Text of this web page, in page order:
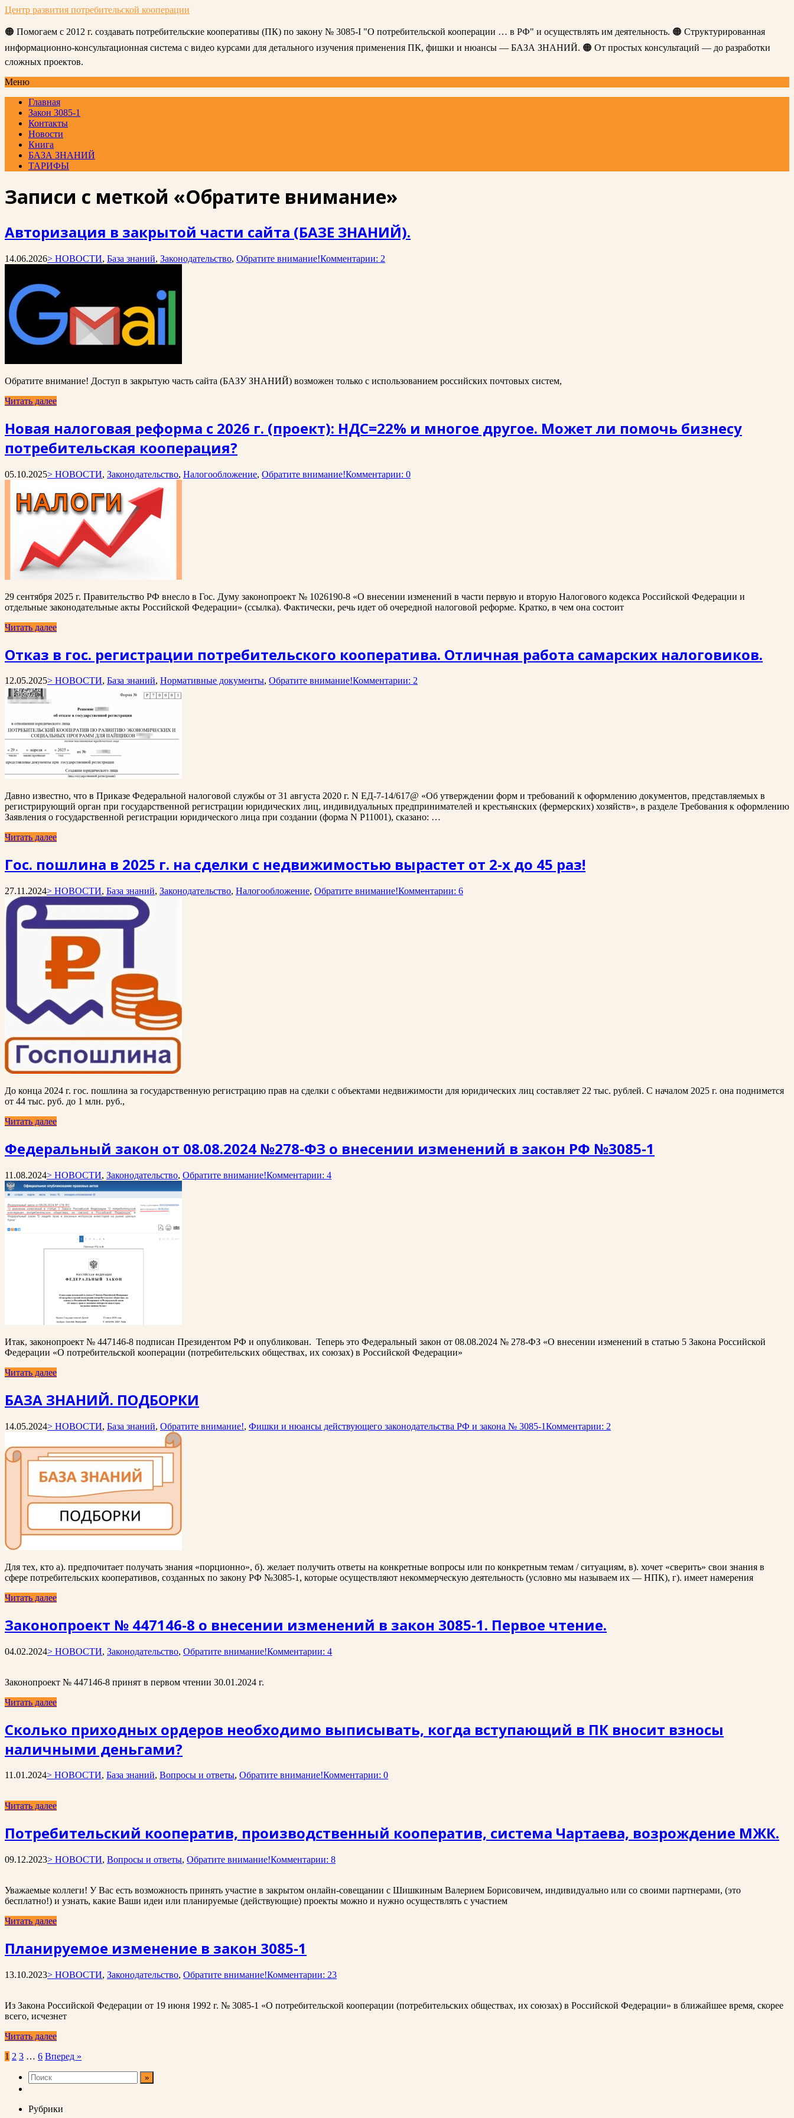
Центр развития потребительской кооперации
🟠 Помогаем с 2012 г. создавать потребительские кооперативы (ПК) по закону № 3085-I "О потребительской кооперации … в РФ" и осуществлять им деятельность. 🟠 Структурированная
информационно-консультационная система с видео курсами для детального изучения применения ПК, фишки и нюансы — БАЗА ЗНАНИЙ. 🟠 От простых консультаций — до разработки
сложных проектов.
Меню
Главная
Закон 3085-1
Контакты
Новости
Книга
БАЗА ЗНАНИЙ
ТАРИФЫ
Записи с меткой «Обратите внимание»
Авторизация в закрытой части сайта (БАЗЕ ЗНАНИЙ).
14.06.2026> НОВОСТИ, База знаний, Законодательство, Обратите внимание!Комментарии: 2
Обратите внимание! Доступ в закрытую часть сайта (БАЗУ ЗНАНИЙ) возможен только с использованием российских почтовых систем,
Читать далее
Новая налоговая реформа с 2026 г. (проект): НДС=22% и многое другое. Может ли помочь бизнесу
потребительская кооперация?
05.10.2025> НОВОСТИ, Законодательство, Налогообложение, Обратите внимание!Комментарии: 0
29 сентября 2025 г. Правительство РФ внесло в Гос. Думу законопроект № 1026190-8 «О внесении изменений в части первую и вторую Налогового кодекса Российской Федерации и
отдельные законодательные акты Российской Федерации» (ссылка). Фактически, речь идет об очередной налоговой реформе. Кратко, в чем она состоит
Читать далее
Отказ в гос. регистрации потребительского кооператива. Отличная работа самарских налоговиков.
12.05.2025> НОВОСТИ, База знаний, Нормативные документы, Обратите внимание!Комментарии: 2
Давно известно, что в Приказе Федеральной налоговой службы от 31 августа 2020 г. N ЕД-7-14/617@ «Об утверждении форм и требований к оформлению документов, представляемых в
регистрирующий орган при государственной регистрации юридических лиц, индивидуальных предпринимателей и крестьянских (фермерских) хозяйств», в разделе Требования к оформлению
Заявления о государственной регистрации юридического лица при создании (форма N Р11001), сказано: …
Читать далее
Гос. пошлина в 2025 г. на сделки с недвижимостью вырастет от 2-х до 45 раз!
27.11.2024> НОВОСТИ, База знаний, Законодательство, Налогообложение, Обратите внимание!Комментарии: 6
До конца 2024 г. гос. пошлина за государственную регистрацию прав на сделки с объектами недвижимости для юридических лиц составляет 22 тыс. рублей. С началом 2025 г. она поднимется
от 44 тыс. руб. до 1 млн. руб.,
Читать далее
Федеральный закон от 08.08.2024 №278-ФЗ о внесении изменений в закон РФ №3085-1
11.08.2024> НОВОСТИ, Законодательство, Обратите внимание!Комментарии: 4
Итак, законопроект № 447146-8 подписан Президентом РФ и опубликован. Теперь это Федеральный закон от 08.08.2024 № 278-ФЗ «О внесении изменений в статью 5 Закона Российской
Федерации «О потребительской кооперации (потребительских обществах, их союзах) в Российской Федерации»
Читать далее
БАЗА ЗНАНИЙ. ПОДБОРКИ
14.05.2024> НОВОСТИ, База знаний, Обратите внимание!, Фишки и нюансы действующего законодательства РФ и закона № 3085-1Комментарии: 2
Для тех, кто а). предпочитает получать знания «порционно», б). желает получить ответы на конкретные вопросы или по конкретным темам / ситуациям, в). хочет «сверить» свои знания в
сфере потребительских кооперативов, созданных по закону РФ №3085-1, которые осуществляют некоммерческую деятельность (условно мы называем их — НПК), г). имеет намерения
Читать далее
Законопроект № 447146-8 о внесении изменений в закон 3085-1. Первое чтение.
04.02.2024> НОВОСТИ, Законодательство, Обратите внимание!Комментарии: 4
Законопроект № 447146-8 принят в первом чтении 30.01.2024 г.
Читать далее
Сколько приходных ордеров необходимо выписывать, когда вступающий в ПК вносит взносы
наличными деньгами?
11.01.2024> НОВОСТИ, База знаний, Вопросы и ответы, Обратите внимание!Комментарии: 0
Читать далее
Потребительский кооператив, производственный кооператив, система Чартаева, возрождение МЖК.
09.12.2023> НОВОСТИ, Вопросы и ответы, Обратите внимание!Комментарии: 8
Уважаемые коллеги! У Вас есть возможность принять участие в закрытом онлайн-совещании с Шишкиным Валерием Борисовичем, индивидуально или со своими партнерами, (это
бесплатно!) и узнать, какие Ваши идеи или планируемые (действующие) проекты можно и нужно осуществлять с участием
Читать далее
Планируемое изменение в закон 3085-1
13.10.2023> НОВОСТИ, Законодательство, Обратите внимание!Комментарии: 23
Из Закона Российской Федерации от 19 июня 1992 г. № 3085-1 «О потребительской кооперации (потребительских обществах, их союзах) в Российской Федерации» в ближайшее время, скорее
всего, исчезнет
Читать далее
Пагинация
записей
1 2 3 … 6 Вперед »
Рубрики